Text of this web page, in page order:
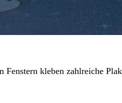
kleben zahlreiche